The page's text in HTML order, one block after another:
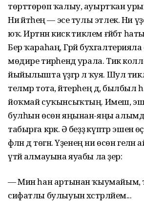
төрттөрөп ҡалыу, ауыртҡан
Ни әйтәһең — эсе тулы этлек. Ни
юҡ. Иртәнән кискә тиклем ғәйбәт
Бер ҡараһаң, Гәрәй бухгалтерияла
мөдире тирәһендә урала. Тик
йыйылышта үҙгәрә лә ҡуя. Шул
телмәр тота, әйтерһең дә, былбыл
йоҡмай суҡынсыҡтың. Имеш, эш
булһын өсөн яңынан-яңы
табырға кәрәк. Ә беҙҙә күптәр эшенә
фәлән дә төгән. Үҙенең ни өсөн
үтәй алмауына яуабы ла әҙер:
— Мин һан артынан ҡыумайым,
сифатлы булыуын хәстәрләйем...